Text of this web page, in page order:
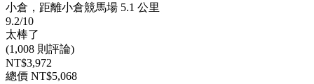
小倉，距離小倉競馬場 5.1 公里
9.2/10
太棒了
(1,008 則評論)
NT$3,972
總價 NT$5,068